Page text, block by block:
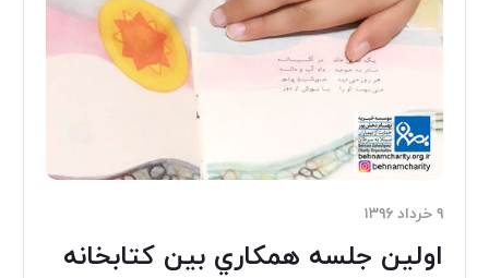
۹ خرداد ۱۳۹۶
اولين جلسه همكاري بين كتابخانه